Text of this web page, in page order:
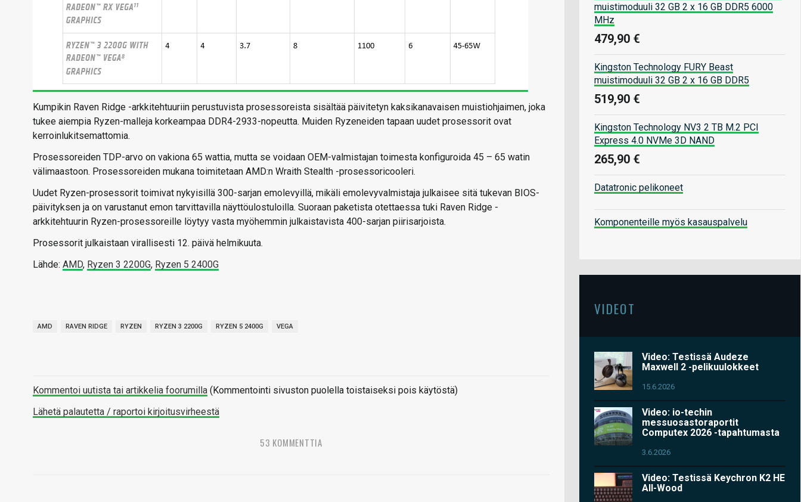
Kumpikin Raven Ridge -arkkitehtuuriin perustuvista prosessoreista sisältää päivitetyn kaksikanavaisen muistiohjaimen, joka
tukee aiempia Ryzen-malleja korkeampaa DDR4-2933-nopeutta. Muiden Ryzeneiden tapaan uudet prosessorit ovat
kerroinlukitsemattomia.
Prosessoreiden TDP-arvo on vakiona 65 wattia, mutta se voidaan OEM-valmistajan toimesta konfiguroida 45 – 65 watin
välimaastoon. Prosessoreiden mukana toimitetaan AMD:n Wraith Stealth -prosessoricooleri.
Uudet Ryzen-prosessorit toimivat nykyisillä 300-sarjan emolevyillä, mikäli emolevyvalmistaja julkaisee sitä tukevan BIOS-
päivityksen ja on varustanut emon tarvittavilla näyttöulostuloilla. Suoraan paketista otettaessa tuki Raven Ridge -
arkkitehtuurin Ryzen-prosessoreille löytyy vasta myöhemmin julkaistavista 400-sarjan piirisarjoista.
Prosessorit julkaistaan virallisesti 12. päivä helmikuuta.
Lähde: AMD, Ryzen 3 2200G, Ryzen 5 2400G
AMD RAVEN RIDGE RYZEN RYZEN 3 2200G RYZEN 5 2400G VEGA
Kommentoi uutista tai artikkelia foorumilla (Kommentointi sivuston puolella toistaiseksi pois käytöstä)
Lähetä palautetta / raportoi kirjoitusvirheestä
53 KOMMENTTIA
muistimoduuli 32 GB 2 x 16 GB DDR5 6000
MHz
479,90 €
Kingston Technology FURY Beast
muistimoduuli 32 GB 2 x 16 GB DDR5
519,90 €
Kingston Technology NV3 2 TB M.2 PCI
Express 4.0 NVMe 3D NAND
265,90 €
Datatronic pelikoneet
Komponenteille myös kasauspalvelu
VIDEOT
Video: Testissä Audeze
Maxwell 2 -pelikuulokkeet
15.6.2026
Video: io-techin
messuosastoraportit
Computex 2026 -tapahtumasta
3.6.2026
Video: Testissä Keychron K2 HE
All-Wood